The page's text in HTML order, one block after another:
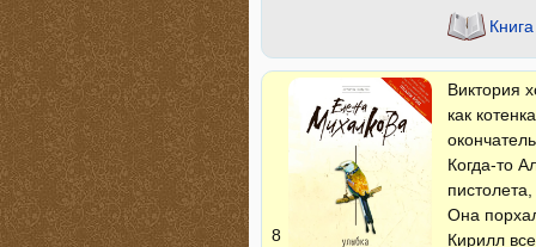
8
Виктория
как
Когда-то
Она
Кирилл